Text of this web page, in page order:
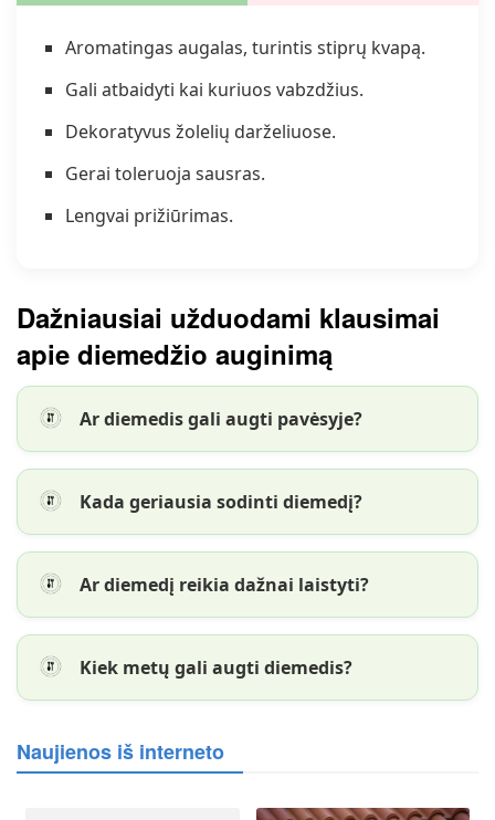
Aromatingas augalas, turintis stiprų kvapą.
Gali atbaidyti kai kuriuos vabzdžius.
Dekoratyvus žolelių darželiuose.
Gerai toleruoja sausras.
Lengvai prižiūrimas.
Dažniausiai užduodami klausimai
apie diemedžio auginimą
Ar diemedis gali augti pavėsyje?
Kada geriausia sodinti diemedį?
Ar diemedį reikia dažnai laistyti?
Kiek metų gali augti diemedis?
Naujienos iš interneto